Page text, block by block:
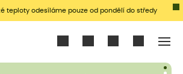
teploty odesíláme pouze od pondělí do středy